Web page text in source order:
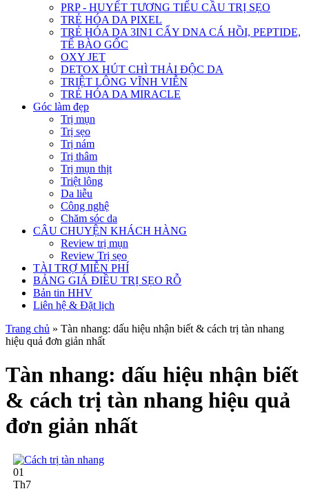
PRP - HUYẾT TƯƠNG TIỂU CẦU TRỊ SẸO
TRẺ HÓA DA PIXEL
TRẺ HÓA DA 3IN1 CẤY DNA CÁ HỒI, PEPTIDE,
TẾ BÀO GỐC
OXY JET
DETOX HÚT CHÌ THẢI ĐỘC DA
TRIỆT LÔNG VĨNH VIỄN
TRẺ HÓA DA MIRACLE
Góc làm đẹp
Trị mụn
Trị sẹo
Trị nám
Trị thâm
Trị mụn thịt
Triệt lông
Da liễu
Công nghệ
Chăm sóc da
CÂU CHUYỆN KHÁCH HÀNG
Review trị mụn
Review Trị sẹo
TÀI TRỢ MIỄN PHÍ
BẢNG GIÁ ĐIỀU TRỊ SẸO RỖ
Bản tin HHV
Liên hệ & Đặt lịch
Trang chủ » Tàn nhang: dấu hiệu nhận biết & cách trị tàn nhang
hiệu quả đơn giản nhất
Tàn nhang: dấu hiệu nhận biết
& cách trị tàn nhang hiệu quả
đơn giản nhất
01
Th7